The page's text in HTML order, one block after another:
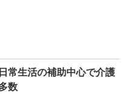
常生活の補助中心で介護
数